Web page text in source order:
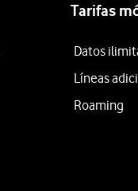
Tarifas
Datos
Líneas
Roaming